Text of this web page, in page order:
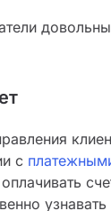
с
узнавать